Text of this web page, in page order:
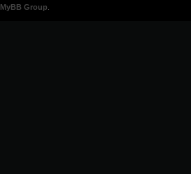
MyBB Group